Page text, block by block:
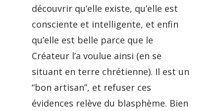
découvrir qu’elle existe, qu’elle est
consciente et intelligente, et enfin
qu’elle est belle parce que le
Créateur l’a voulue ainsi (en se
situant en terre chrétienne). Il est un
“bon artisan”, et refuser ces
évidences relève du blasphème. Bien